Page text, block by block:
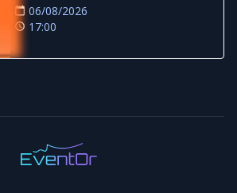
06/08/2026
17:00